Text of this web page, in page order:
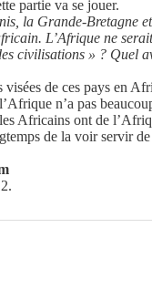
partie va se jouer.
la Grande-Bretagne
L’Afrique ne
civilisations » ? Quel
visées de ces pays en
n’a pas
Africains ont de
de la voir servir